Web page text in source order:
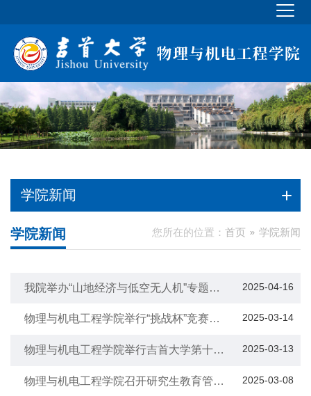
学院新闻
您所在的位置： 首页 学院新闻
学院新闻
2025-04-16
我院举办“山地经济与低空无人机”专题讲
2025-03-14
物理与机电工程学院举行“挑战杯”竞赛项
2025-03-13
物理与机电工程学院举行吉首大学第十六
杯”学院选拔赛
2025-03-08
物理与机电工程学院召开研究生教育管理